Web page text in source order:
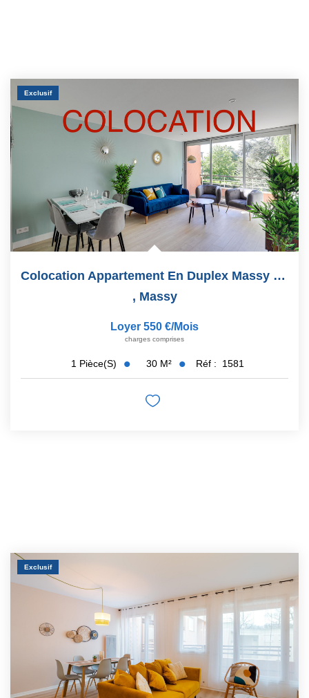
Exclusif
Colocation Appartement En Duplex Massy 1 Pièce 30m2
, Massy
Loyer 550 €/mois
charges comprises
1 Pièce(s) 30 M² Réf : 1581
Exclusif